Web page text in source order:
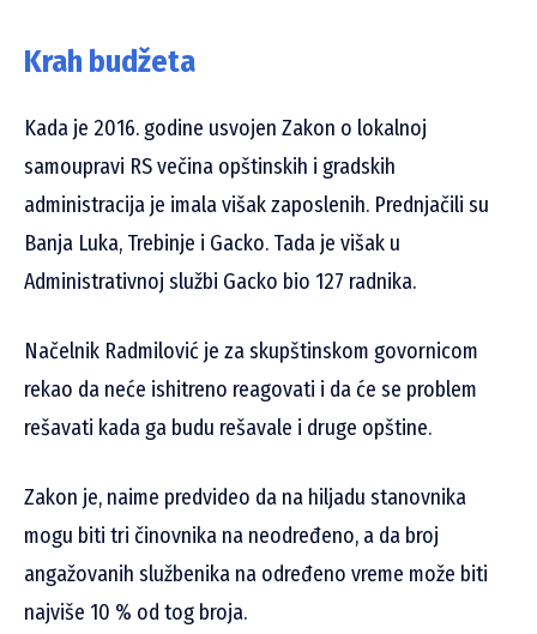
Krah budžeta
Kada je 2016. godine usvojen Zakon o lokalnoj
samoupravi RS večina opštinskih i gradskih
administracija je imala višak zaposlenih. Prednjačili su
Banja Luka, Trebinje i Gacko. Tada je višak u
Administrativnoj službi Gacko bio 127 radnika.
Načelnik Radmilović je za skupštinskom govornicom
rekao da neće ishitreno reagovati i da će se problem
rešavati kada ga budu rešavale i druge opštine.
Zakon je, naime predvideo da na hiljadu stanovnika
mogu biti tri činovnika na neodređeno, a da broj
angažovanih službenika na određeno vreme može biti
najviše 10 % od tog broja.